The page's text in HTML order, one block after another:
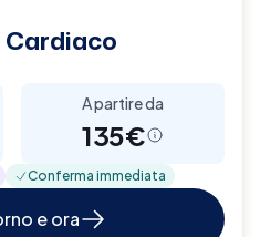
A partire da
135€
Conferma immediata
e ora